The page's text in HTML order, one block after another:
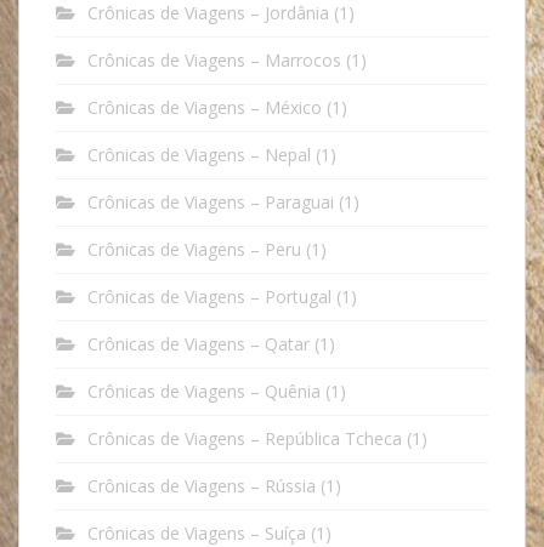
Crônicas de Viagens – Jordânia (1)
Crônicas de Viagens – Marrocos (1)
Crônicas de Viagens – México (1)
Crônicas de Viagens – Nepal (1)
Crônicas de Viagens – Paraguai (1)
Crônicas de Viagens – Peru (1)
Crônicas de Viagens – Portugal (1)
Crônicas de Viagens – Qatar (1)
Crônicas de Viagens – Quênia (1)
Crônicas de Viagens – República Tcheca (1)
Crônicas de Viagens – Rússia (1)
Crônicas de Viagens – Suíça (1)